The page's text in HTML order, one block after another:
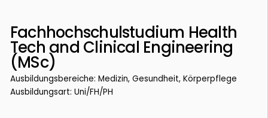
Fachhochschulstudium Health
Tech and Clinical Engineering
(MSc)
Ausbildungsbereiche: Medizin, Gesundheit, Körperpflege
Ausbildungsart: Uni/FH/PH